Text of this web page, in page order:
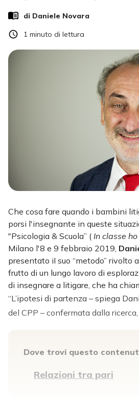
di Daniele Novara
1 minuto di lettura
Che cosa fare quando i bambini
porsi l'insegnante in queste
"Psicologia & Scuola” ( In classe
Milano l'8 e 9 febbraio 2019,
presentato iI suo “metodo” rivolto
frutto di un lungo lavoro di
di insegnare a litigare, che ha
“L’ipotesi di partenza – spiega
del CPP – confermata dalla
Dove trovi questo
Relazioni tra pari